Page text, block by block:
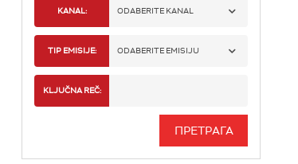
KANAL: ODABERITE KANAL
RADIO BEOGRAD 1
RADIO BEOGRAD 3
TIP EMISIJE: ODABERITE EMISIJU
INFO
KLJUČNA REČ: